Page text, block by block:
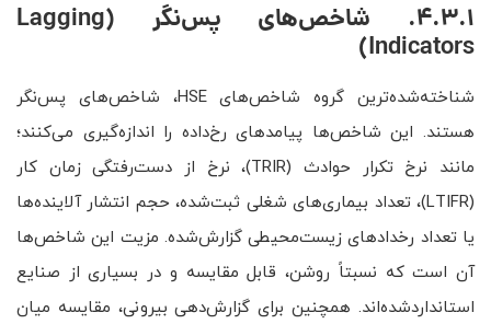
4.3.1. شاخص‌های پس‌نگر ( Lagging
Indicators
)
شناخته‌شده‌ترین گروه شاخص‌های HSE، شاخص‌های پس‌نگر
هستند. این شاخص‌ها پیامدهای رخ‌داده را اندازه‌گیری می‌کنند؛
مانند نرخ تکرار حوادث (TRIR)، نرخ از دست‌رفتگی زمان کار
(LTIFR)، تعداد بیماری‌های شغلی ثبت‌شده، حجم انتشار آلاینده‌ها
یا تعداد رخدادهای زیست‌محیطی گزارش‌شده. مزیت این شاخص‌ها
آن است که نسبتاً روشن، قابل مقایسه و در بسیاری از صنایع
استانداردشده‌اند. همچنین برای گزارش‌دهی بیرونی، مقایسه میان